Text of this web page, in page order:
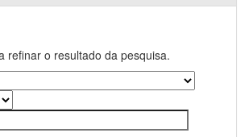
refinar o resultado da pesquisa.